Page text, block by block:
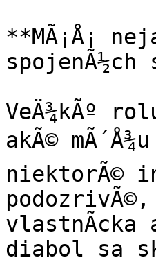
**MÃ¡Å¡
VeÄ¾kÃº
akÃ©
niektorÃ©
podozrivÃ©,
vlastnÃ­cka
diabol sa